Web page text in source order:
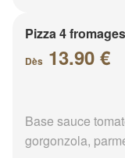
Pizza 4
Dès 13.90 €
Base sauce
gorgonzola,